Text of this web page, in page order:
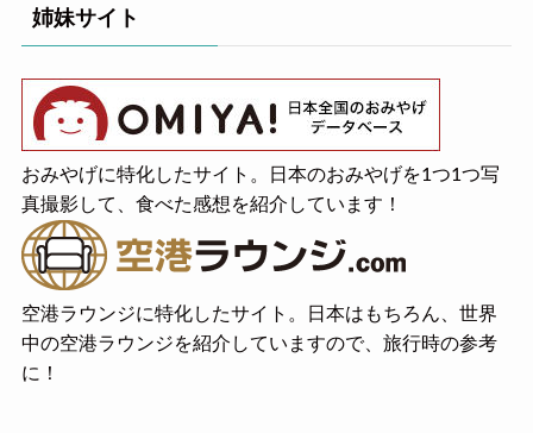
姉妹サイト
おみやげに特化したサイト。日本のおみやげを1つ1つ写
真撮影して、食べた感想を紹介しています！
空港ラウンジに特化したサイト。日本はもちろん、世界
中の空港ラウンジを紹介していますので、旅行時の参考
に！